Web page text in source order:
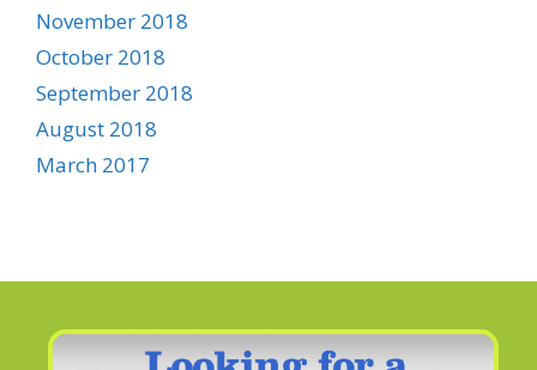
November 2018
October 2018
September 2018
August 2018
March 2017